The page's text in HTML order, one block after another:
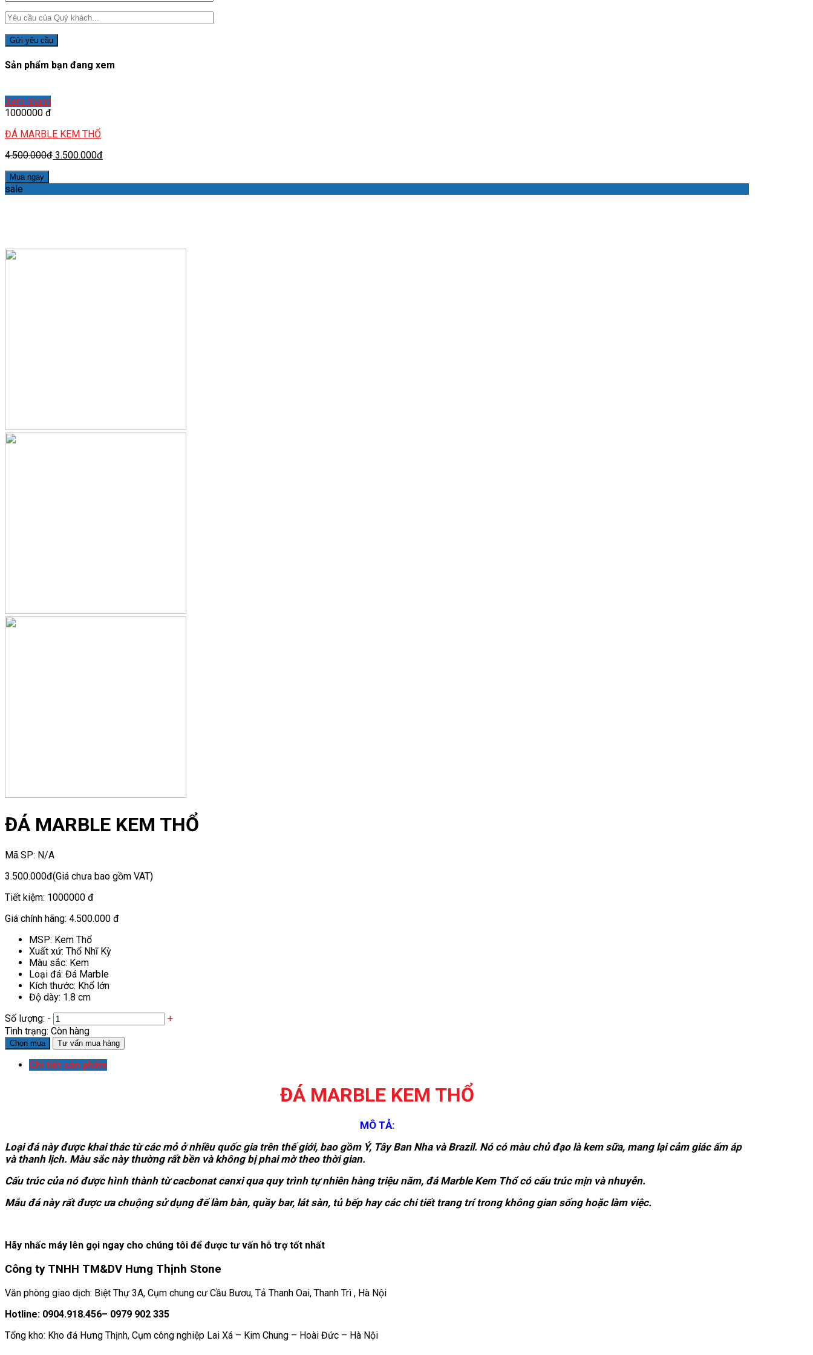
Sản phẩm bạn đang xem
Xem nhanh
1000000 đ
ĐÁ MARBLE KEM THỔ
4.500.000đ 3.500.000đ
Mua ngay
sale
ĐÁ MARBLE KEM THỔ
Mã SP: N/A
3.500.000đ(Giá chưa bao gồm VAT)
Tiết kiệm: 1000000 đ
Giá chính hãng: 4.500.000 đ
MSP: Kem Thổ
Xuất xứ: Thổ Nhĩ Kỳ
Màu sắc: Kem
Loại đá: Đá Marble
Kích thước: Khổ lớn
Độ dày: 1.8 cm
Số lượng: -
+
Tình trạng: Còn hàng
Chọn mua Tư vấn mua hàng
Chi tiết sản phẩm
ĐÁ MARBLE KEM THỔ
MÔ TẢ:
Loại đá này được khai thác từ các mỏ ở nhiều quốc gia trên thế giới, bao gồm Ý, Tây Ban Nha và Brazil. Nó có màu chủ đạo là kem sữa, mang lại cảm giác ấm áp
và thanh lịch. Màu sắc này thường rất bền và không bị phai mờ theo thời gian.
Cấu trúc của nó được hình thành từ cacbonat canxi qua quy trình tự nhiên hàng triệu năm, đá Marble Kem Thổ có cấu trúc mịn và nhuyễn.
Mẫu đá này rất được ưa chuộng sử dụng để làm bàn, quầy bar, lát sàn, tủ bếp hay các chi tiết trang trí trong không gian sống hoặc làm việc.
Hãy nhấc máy lên gọi ngay cho chúng tôi để được tư vấn hỗ trợ tốt nhất
Công ty TNHH TM&DV Hưng Thịnh Stone
Văn phòng giao dịch: Biệt Thự 3A, Cụm chung cư Cầu Bươu, Tả Thanh Oai, Thanh Trì , Hà Nội
Hotline: 0904.918.456– 0979 902 335
Tổng kho: Kho đá Hưng Thịnh, Cụm công nghiệp Lai Xá – Kim Chung – Hoài Đức – Hà Nội